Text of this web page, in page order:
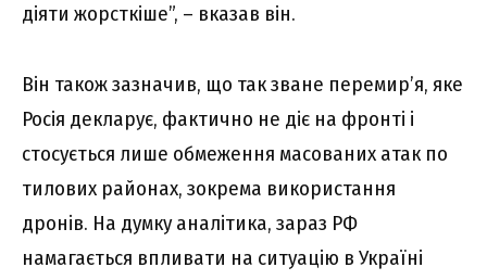
діяти жорсткіше”, – вказав він.
Він також зазначив, що так зване перемир’я, яке
Росія декларує, фактично не діє на фронті і
стосується лише обмеження масованих атак по
тилових районах, зокрема використання
дронів. На думку аналітика, зараз РФ
намагається впливати на ситуацію в Україні